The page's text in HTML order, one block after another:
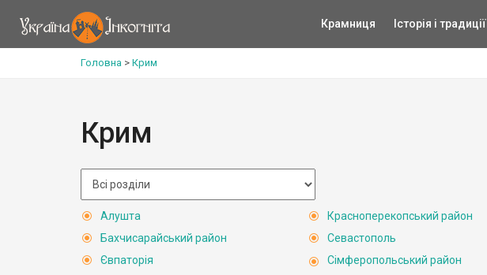
Крамниця Історія і традиції
Головна > Крим
Крим
Алушта
Бахчисарайський район
Євпаторія
Красноперекопський район
Севастополь
Сімферопольський район